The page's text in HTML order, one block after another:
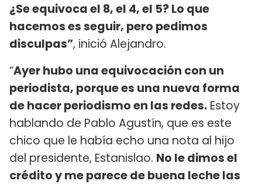
¿Se equivoca el 8, el 4, el 5? Lo que
hacemos es seguir, pero pedimos
disculpas”, inició Alejandro.
“Ayer hubo una equivocación con un
periodista, porque es una nueva forma
de hacer periodismo en las redes. Estoy
hablando de Pablo Agustín, que es este
chico que le había echo una nota al hijo
del presidente, Estanislao. No le dimos el
crédito y me parece de buena leche las